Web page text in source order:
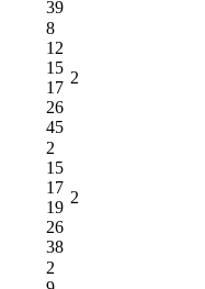
39
8
12
15
17
26
45
2
2
15
17
19
26
38
2
2